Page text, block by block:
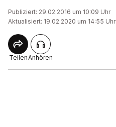
Publiziert: 29.02.2016 um 10:09 Uhr
Aktualisiert: 19.02.2020 um 14:55 Uhr
TeilenAnhören